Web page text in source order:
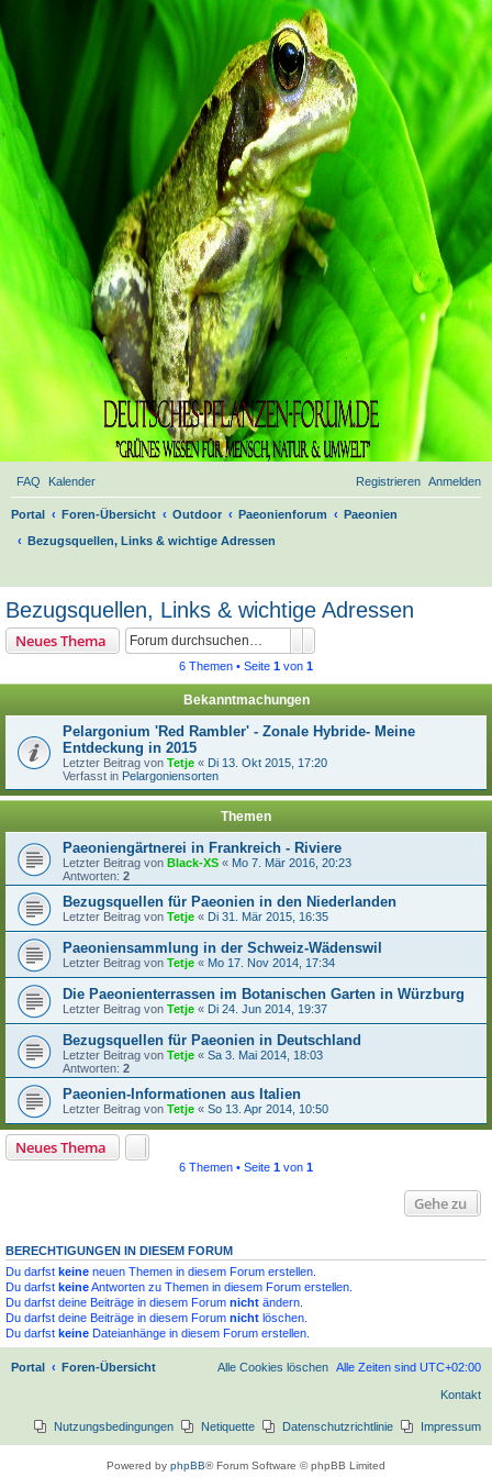
FAQ Kalender Anmelden
Registrieren
Portal Foren-Übersicht Outdoor Paeonienforum
Paeonien
Bezugsquellen, Links & wichtige Adressen
Bezugsquellen, Links & wichtige Adressen
Neues Thema
6 Themen • Seite 1 von 1
Bekanntmachungen
Pelargonium 'Red Rambler' - Zonale Hybride- Meine
Entdeckung in 2015
Letzter Beitrag von Tetje « Di 13. Okt 2015, 17:20
Verfasst in Pelargoniensorten
Themen
Paeoniengärtnerei in Frankreich - Riviere
Letzter Beitrag von Black-XS « Mo 7. Mär 2016, 20:23
Antworten: 2
Bezugsquellen für Paeonien in den Niederlanden
Letzter Beitrag von Tetje « Di 31. Mär 2015, 16:35
Paeoniensammlung in der Schweiz-Wädenswil
Letzter Beitrag von Tetje « Mo 17. Nov 2014, 17:34
Die Paeonienterrassen im Botanischen Garten in Würzburg
Letzter Beitrag von Tetje « Di 24. Jun 2014, 19:37
Bezugsquellen für Paeonien in Deutschland
Letzter Beitrag von Tetje « Sa 3. Mai 2014, 18:03
Antworten: 2
Paeonien-Informationen aus Italien
Letzter Beitrag von Tetje « So 13. Apr 2014, 10:50
Neues Thema
6 Themen • Seite 1 von 1
Gehe zu
BERECHTIGUNGEN IN DIESEM FORUM
Du darfst keine neuen Themen in diesem Forum erstellen.
Du darfst keineAntworten zu Themen in diesem Forum erstellen.
Du darfst deine Beiträge in diesem Forum nicht ändern.
Du darfst deine Beiträge in diesem Forum nicht löschen.
Du darfst keine Dateianhänge in diesem Forum erstellen.
Portal Foren-Übersicht Alle Zeiten sind UTC+02:00
Alle Cookies löschen
Kontakt
Impressum
Datenschutzrichtlinie
Netiquette
Nutzungsbedingungen
Powered by phpBB® Forum Software © phpBB Limited